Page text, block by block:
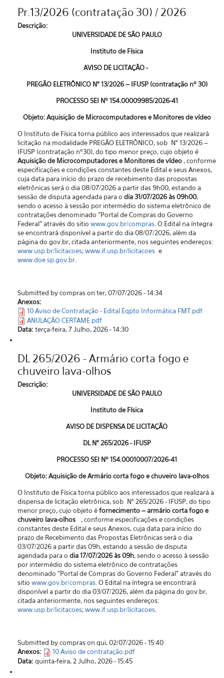
Pr.13/2026 (contratação 30) / 2026
Descrição:
UNIVERSIDADE DE SÃO PAULO
Instituto de Física
AVISO DE LICITAÇÃO -
PREGÃO ELETRÔNICO N° 13/2026 – IFUSP (contratação nº 30)
PROCESSO SEI Nº 154.00009985/2026-41
Objeto: Aquisição de Microcomputadores e Monitores de vídeo
O Instituto de Física torna público aos interessados que realizará
licitação na modalidade PREGÃO ELETRÔNICO, sob N° 13/2026 –
IFUSP (contratação nº30), do tipo menor preço, cujo objeto é
Aquisição de Microcomputadores e Monitores de vídeo, conforme
especificações e condições constantes deste Edital e seus Anexos,
cuja data para início do prazo de recebimento das propostas
eletrônicas será o dia 08/07/2026 a partir das 9h00, estando a
sessão de disputa agendada para o dia 31/07/2026 às 09h00,
sendo o acesso à sessão por intermédio do sistema eletrônico de
contratações denominado "Portal de Compras do Governo
Federal” através do sitio www.gov.br/compras. O Edital na íntegra
se encontrará disponível a partir do dia 08/07/2026, além da
página do gov.br, citada anteriormente, nos seguintes endereços:
www.usp.br/licitacoes;www.if.usp.br/licitacoese
www.doe.sp.gov.br.
Submitted by compras on ter, 07/07/2026 - 14:34
Anexos:
10 Aviso de Contratação - Edital Eqpto Informática FMT.pdf
ANULAÇÃO CERTAME.pdf
Data: terça-feira, 7 Julho, 2026 - 14:30
DL 265/2026 - Armário corta fogo e
chuveiro lava-olhos
Descrição:
UNIVERSIDADE DE SÃO PAULO
Instituto de Física
AVISO DE DISPENSA DE LICITAÇÃO
DL N° 265/2026 - IFUSP
PROCESSO SEI Nº 154.00010007/2026-41
Objeto: Aquisição de Armário corta fogo e chuveiro lava-olhos
O Instituto de Física torna público aos interessados que realizará a
dispensa de licitação eletrônica, sob N° 265/2026 - IFUSP, do tipo
menor preço, cujo objeto éfornecimento – armário corta fogo e
chuveiro lava-olhos, conforme especificações e condições
constantes deste Edital e seus Anexos, cuja data para início do
prazo de Recebimento das Propostas Eletrônicas será o dia
03/07/2026 a partir das 09h, estando a sessão de disputa
agendada para o dia 17/07/2026 às 09h, sendo o acesso à sessão
por intermédio do sistema eletrônico de contratações
denominado "Portal de Compras do Governo Federal” através do
sitio www.gov.br/compras. O Edital na íntegra se encontrará
disponível a partir do dia 03/07/2026, além da página do gov.br,
citada anteriormente, nos seguintes endereços:
www.usp.br/licitacoes;www.if.usp.br/licitacoes.
Submitted by compras on qui, 02/07/2026 - 15:40
Anexos:
10 Aviso de contratação.pdf
Data: quinta-feira, 2 Julho, 2026 - 15:45